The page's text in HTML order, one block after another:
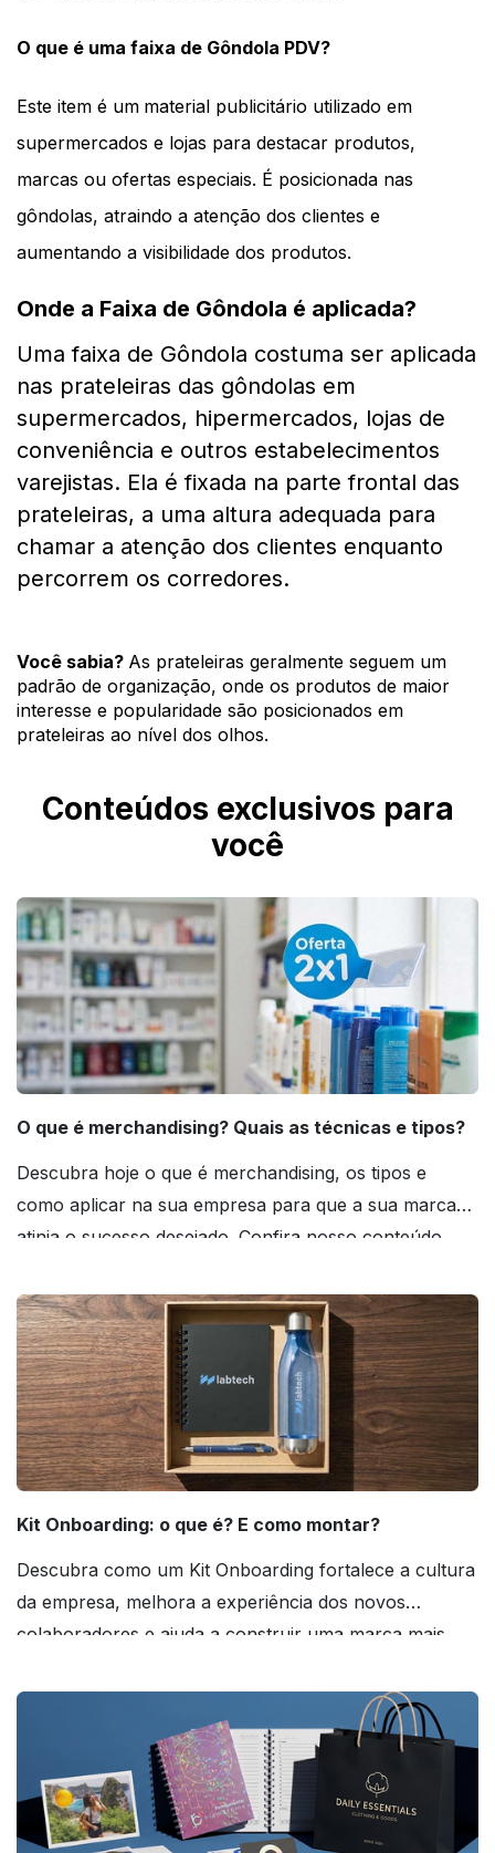
O que é uma faixa de Gôndola PDV?
Este item é um material publicitário utilizado em
supermercados e lojas para destacar produtos,
marcas ou ofertas especiais. É posicionada nas
gôndolas, atraindo a atenção dos clientes e
aumentando a visibilidade dos produtos.
Onde a Faixa de Gôndola é aplicada?
Uma faixa de Gôndola costuma ser aplicada
nas prateleiras das gôndolas em
supermercados, hipermercados, lojas de
conveniência e outros estabelecimentos
varejistas. Ela é fixada na parte frontal das
prateleiras, a uma altura adequada para
chamar a atenção dos clientes enquanto
percorrem os corredores.
Você sabia? As prateleiras geralmente seguem um
padrão de organização, onde os produtos de maior
interesse e popularidade são posicionados em
prateleiras ao nível dos olhos.
Conteúdos exclusivos para
você
O que é merchandising? Quais as técnicas e tipos?
Descubra hoje o que é merchandising, os tipos e
como aplicar na sua empresa para que a sua marca
atinja o sucesso desejado. Confira nosso conteúdo
Kit Onboarding: o que é? E como montar?
Descubra como um Kit Onboarding fortalece a cultura
da empresa, melhora a experiência dos novos
colaboradores e ajuda a construir uma marca mais